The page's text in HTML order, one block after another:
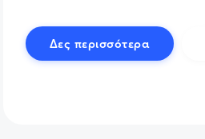
Δες περισσότερα